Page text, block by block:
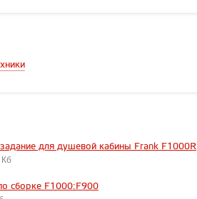
задание для душевой кабины Frank F1000R
Кб
сборке F1000:F900